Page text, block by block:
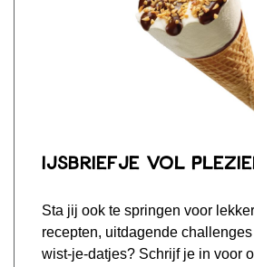
IJsbriefje vol
Sta jij ook te springen voor
recepten, uitdagende
wist-je-datjes? Schrijf je in voor